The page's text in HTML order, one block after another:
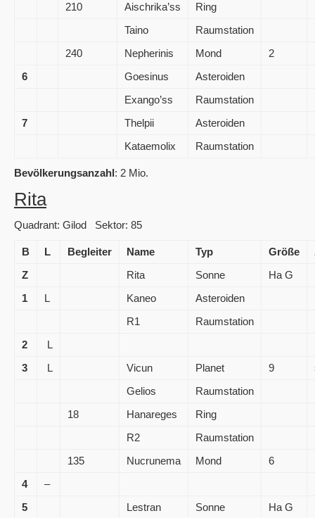
210
Aischrika’ss
Ring
Taino
Raumstation
240
Nepherinis Mond 2
6
Goesinus
Asteroiden
Exango’ss
Raumstation
7
Thelpii
Asteroiden
Kataemolix
Raumstation
Bevölkerungsanzahl: 2 Mio.
Rita
Quadrant: Gilod Sektor: 85
B L Begleiter Name Typ Größe
Z
Rita Sonne
Ha G
1
L Kaneo
Asteroiden
R1
Raumstation
2
L
3
L Vicun Planet 9
Gelios
Raumstation
18
Hanareges
Ring
R2
Raumstation
135
Nucrunema Mond 6
4
–
5
Lestran Sonne Ha G